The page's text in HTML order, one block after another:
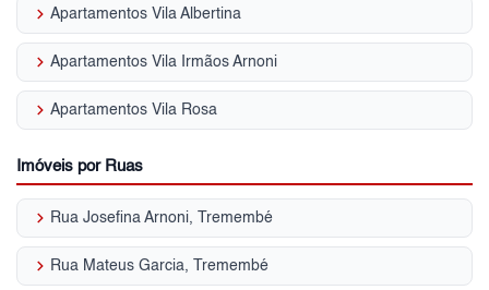
keyboard_arrow_right Apartamentos Vila Albertina
keyboard_arrow_right Apartamentos Vila Irmãos Arnoni
keyboard_arrow_right Apartamentos Vila Rosa
Imóveis por Ruas
keyboard_arrow_right Rua Josefina Arnoni, Tremembé
keyboard_arrow_right Rua Mateus Garcia, Tremembé